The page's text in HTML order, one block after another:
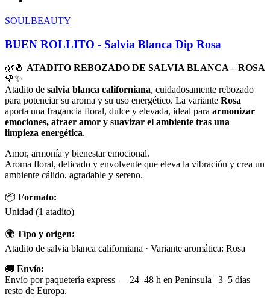
SOULBEAUTY
BUEN ROLLITO - Salvia Blanca Dip Rosa
🌿🧂 ATADITO REBOZADO DE SALVIA BLANCA – ROSA
🌹✨
Atadito de salvia blanca californiana, cuidadosamente rebozado
para potenciar su aroma y su uso energético. La variante Rosa
aporta una fragancia floral, dulce y elevada, ideal para armonizar
emociones, atraer amor y suavizar el ambiente tras una
limpieza energética.
Amor, armonía y bienestar emocional.
Aroma floral, delicado y envolvente que eleva la vibración y crea un
ambiente cálido, agradable y sereno.
📦 Formato:
Unidad (1 atadito)
🌍 Tipo y origen:
Atadito de salvia blanca californiana · Variante aromática: Rosa
🚚 Envío:
Envío por paquetería express — 24–48 h en Península | 3–5 días
resto de Europa.